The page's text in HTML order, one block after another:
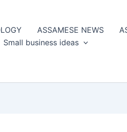
ASSAMESE NEWS
Small business ideas